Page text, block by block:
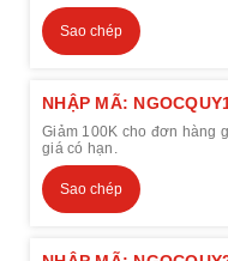
Sao chép
NHẬP MÃ:
Giảm 100K cho đơn hàng
giá có hạn.
Sao chép